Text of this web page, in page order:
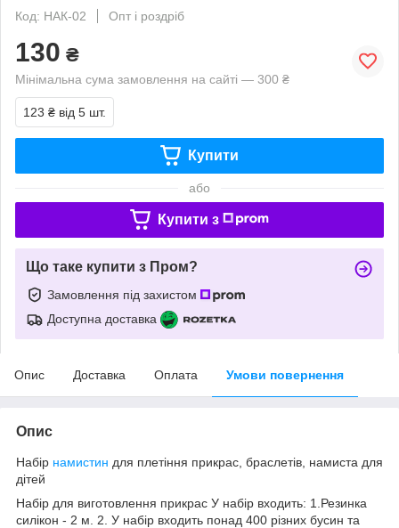
Код: НАК-02
Опт і роздріб
130 ₴
Мінімальна сума замовлення на сайті — 300 ₴
123 ₴ від 5 шт.
Купити
або
Купити з
Що таке купити з Пром?
Замовлення під захистом
Доступна доставка
Опис Доставка Оплата Умови повернення
Опис
Набір намистин для плетіння прикрас, браслетів, намиста для
дітей
Набір для виготовлення прикрас У набір входить: 1.Резинка
силікон - 2 м. 2. У набір входить понад 400 різних бусин та